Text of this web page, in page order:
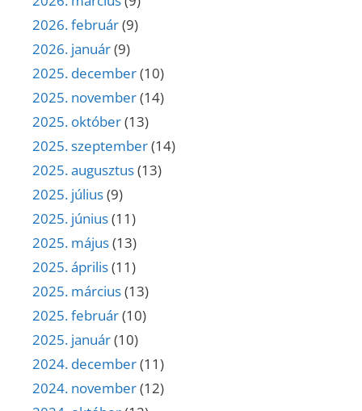
2026. február(9)
2026. január(9)
2025. december(10)
2025. november(14)
2025. október(13)
2025. szeptember(14)
2025. augusztus(13)
2025. július(9)
2025. június(11)
2025. május(13)
2025. április(11)
2025. március(13)
2025. február(10)
2025. január(10)
2024. december(11)
2024. november(12)